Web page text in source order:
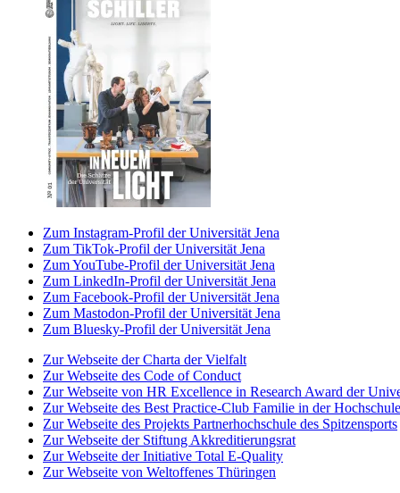
Zum Instagram-Profil der Universität Jena
Zum TikTok-Profil der Universität Jena
Zum YouTube-Profil der Universität Jena
Zum LinkedIn-Profil der Universität Jena
Zum Facebook-Profil der Universität Jena
Zum Mastodon-Profil der Universität Jena
Zum Bluesky-Profil der Universität Jena
Zur Webseite der Charta der Vielfalt
Zur Webseite des Code of Conduct
Zur Webseite von HR Excellence in Research Award der
Zur Webseite des Best Practice-Club Familie in der Hochschule
Zur Webseite des Projekts Partnerhochschule des Spitzensports
Zur Webseite der Stiftung Akkreditierungsrat
Zur Webseite der Initiative Total E-Quality
Zur Webseite von Weltoffenes Thüringen